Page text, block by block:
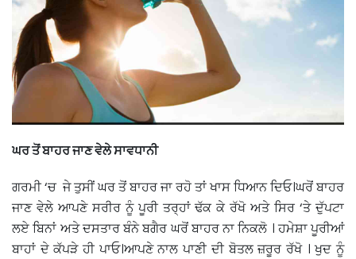
ਘਰ ਤੋਂ ਬਾਹਰ ਜਾਣ ਵੇਲੇ ਸਾਵਧਾਨੀ
ਗਰਮੀ ‘ਚ ਜੇ ਤੁਸੀਂ ਘਰ ਤੋਂ ਬਾਹਰ ਜਾ ਰਹੋ ਤਾਂ ਖਾਸ ਧਿਆਨ ਦਿਓ।ਘਰੋਂ ਬਾਹਰ
ਜਾਣ ਵੇਲੇ ਆਪਣੇ ਸਰੀਰ ਨੂੰ ਪੂਰੀ ਤਰ੍ਹਾਂ ਢੱਕ ਕੇ ਰੱਖੋ ਅਤੇ ਸਿਰ ‘ਤੇ ਦੁੱਪਟਾ
ਲਏ ਬਿਨਾਂ ਅਤੇ ਦਸਤਾਰ ਬੰਨੇ ਬਗੈਰ ਘਰੋਂ ਬਾਹਰ ਨਾ ਨਿਕਲੋ । ਹਮੇਸ਼ਾ ਪੂਰੀਆਂ
ਬਾਹਾਂ ਦੇ ਕੱਪੜੇ ਹੀ ਪਾਓ।ਆਪਣੇ ਨਾਲ ਪਾਣੀ ਦੀ ਬੋਤਲ ਜ਼ਰੂਰ ਰੱਖੋ । ਖੁਦ ਨੂੰ